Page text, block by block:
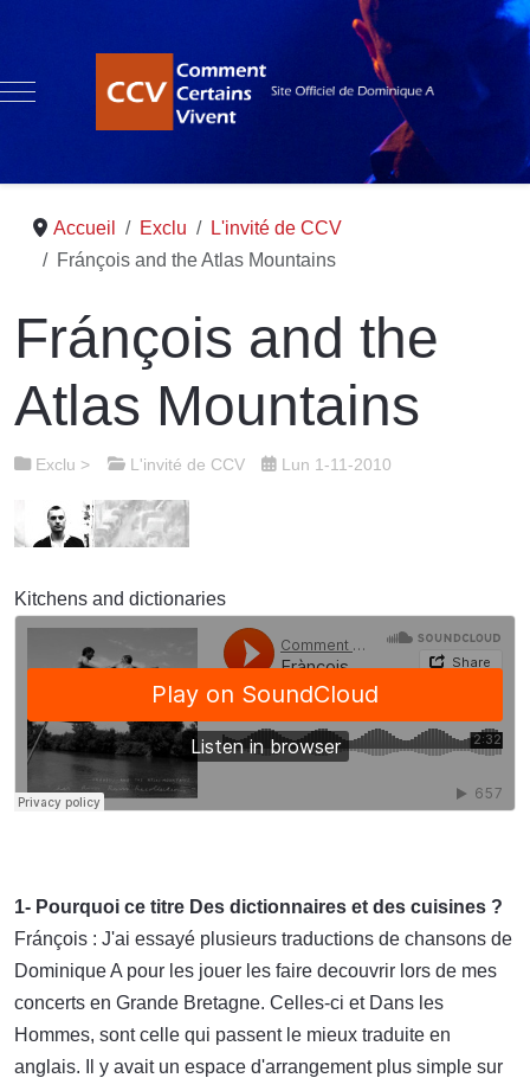
Mobile Menu Toggle
Accueil Exclu
L'invité de CCV
Fránçois and the Atlas Mountains
Fránçois and the
Atlas Mountains
Exclu > L'invité de CCV Lun 1-11-2010
Kitchens and dictionaries
1- Pourquoi ce titre Des dictionnaires et des cuisines ?
Fránçois : J'ai essayé plusieurs traductions de chansons de
Dominique A pour les jouer les faire decouvrir lors de mes
concerts en Grande Bretagne. Celles-ci et Dans les
Hommes, sont celle qui passent le mieux traduite en
anglais. Il y avait un espace d'arrangement plus simple sur